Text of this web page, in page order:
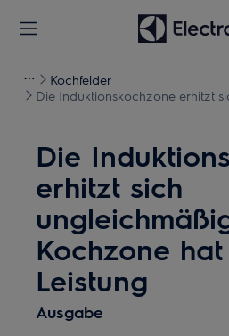
Kochfelder
Die Induktionskochzone erhitzt
Die
erhitzt sich
Kochzone
Leistung
Ausgabe